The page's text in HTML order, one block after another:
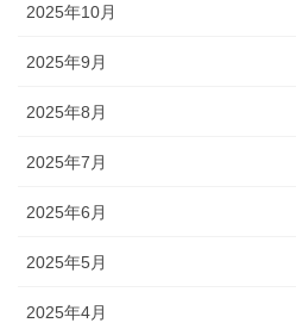
2025年10月
2025年9月
2025年8月
2025年7月
2025年6月
2025年5月
2025年4月